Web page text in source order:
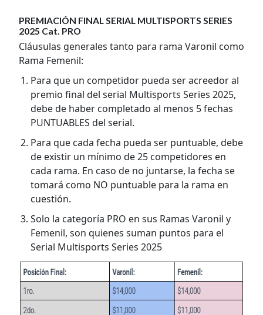
PREMIACIÓN FINAL SERIAL MULTISPORTS SERIES
2025 Cat. PRO
Cláusulas generales tanto para rama Varonil como
Rama Femenil:
Para que un competidor pueda ser acreedor al
premio final del serial Multisports Series 2025,
debe de haber completado al menos 5 fechas
PUNTUABLES del serial.
Para que cada fecha pueda ser puntuable, debe
de existir un mínimo de 25 competidores en
cada rama. En caso de no juntarse, la fecha se
tomará como NO puntuable para la rama en
cuestión.
Solo la categoría PRO en sus Ramas Varonil y
Femenil, son quienes suman puntos para el
Serial Multisports Series 2025